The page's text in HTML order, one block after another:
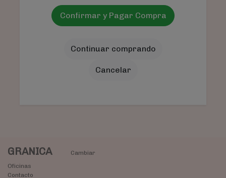
Confirmar y Pagar Compra
Continuar comprando
Cancelar
GRANICA
Cambiar
Oficinas
Contacto